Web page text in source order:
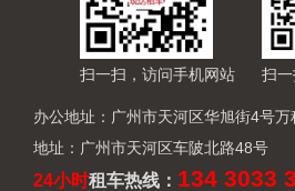
扫一扫，访问手机网站 扫
办公地址：广州市天河区华旭街4号
地址：广州市天河区车陂北路48号
24小时租车热线 ： 134 3033